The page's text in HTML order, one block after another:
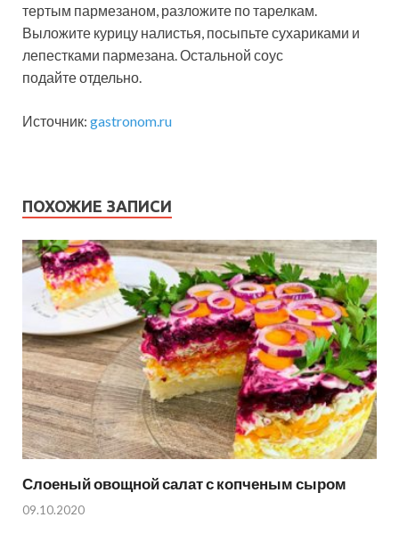
тертым пармезаном, разложите по тарелкам.
Выложите курицу налистья, посыпьте сухариками и
лепестками пармезана. Остальной соус
подайте отдельно.
Источник: gastronom.ru
ПОХОЖИЕ ЗАПИСИ
Слоеный овощной салат с копченым сыром
09.10.2020